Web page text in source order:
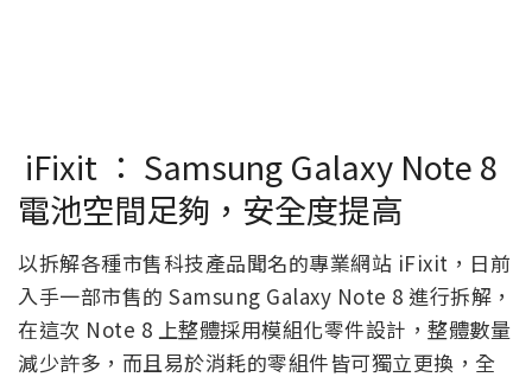
iFixit ： Samsung Galaxy Note 8
電池空間足夠，安全度提高
以拆解各種市售科技產品聞名的專業網站 iFixit，日前
入手一部市售的 Samsung Galaxy Note 8 進行拆解，
在這次 Note 8 上整體採用模組化零件設計，整體數量
減少許多，而且易於消耗的零組件皆可獨立更換，全